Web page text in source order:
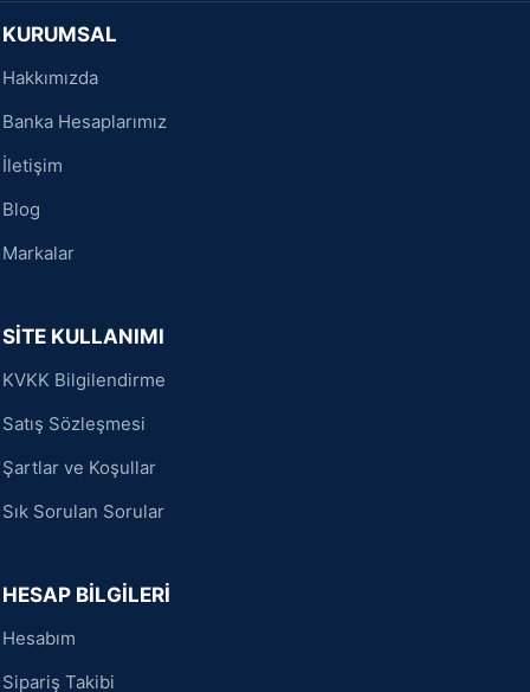
KURUMSAL
Hakkımızda
Banka Hesaplarımız
İletişim
Blog
Markalar
SİTE KULLANIMI
KVKK Bilgilendirme
Satış Sözleşmesi
Şartlar ve Koşullar
Sık Sorulan Sorular
HESAP BİLGİLERİ
Hesabım
Sipariş Takibi